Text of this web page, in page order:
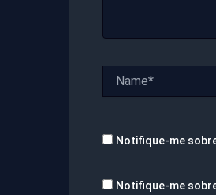
Notifique-me
Notifique-me